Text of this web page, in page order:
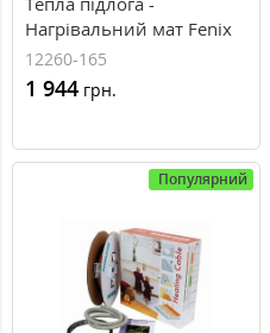
Нагрівальний мат Fenix
LDTS, 260 Вт, 1.6 м2
12260-165
1 944 грн.
Популярний